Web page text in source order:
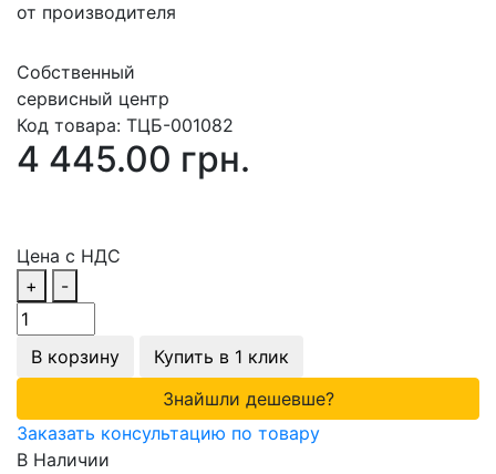
от производителя
Собственный
сервисный центр
Код товара: ТЦБ-001082
4 445.00 грн.
Цена с НДС
+
-
В корзину
Купить в 1 клик
Знайшли дешевше?
Заказать консультацию по товару
В Наличии